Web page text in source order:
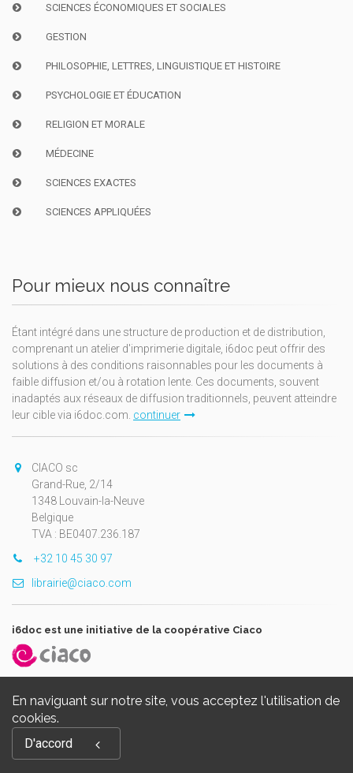
En naviguant sur notre site, vous acceptez l'utilisation de
cookies.
D'accord
SCIENCES ÉCONOMIQUES ET SOCIALES
GESTION
PHILOSOPHIE, LETTRES, LINGUISTIQUE ET HISTOIRE
PSYCHOLOGIE ET ÉDUCATION
RELIGION ET MORALE
MÉDECINE
SCIENCES EXACTES
SCIENCES APPLIQUÉES
Pour mieux nous connaître
Étant intégré dans une structure de production et de distribution,
comprenant un atelier d'imprimerie digitale, i6doc peut offrir des
solutions à des conditions raisonnables pour les documents à
faible diffusion et/ou à rotation lente. Ces documents, souvent
inadaptés aux réseaux de diffusion traditionnels, peuvent atteindre
leur cible via i6doc.com. continuer
CIACO sc
Grand-Rue, 2/14
1348 Louvain-la-Neuve
Belgique
TVA : BE0407.236.187
+32 10 45 30 97
librairie@ciaco.com
i6doc est une initiative de la coopérative Ciaco